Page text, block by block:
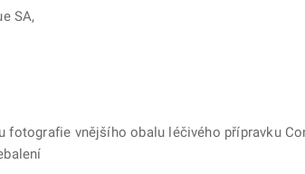
SA,
vnějšího obalu léčivého přípravku